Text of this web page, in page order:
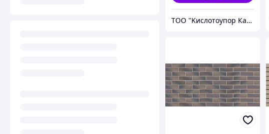
ТОО "Kислoтoупoр Казахстaн"